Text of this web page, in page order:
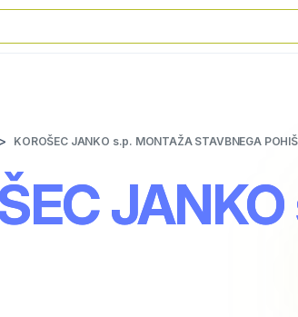
KOROŠEC JANKO s.p. MONTAŽA STAVBNEGA